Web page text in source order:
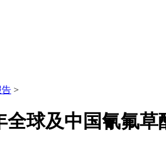
告 >
全球及中国氰氟